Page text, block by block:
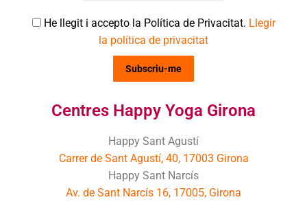
He llegit i accepto la Política de Privacitat. Llegir
la política de privacitat
Centres Happy Yoga Girona
Happy Sant Agustí
Carrer de Sant Agustí, 40, 17003 Girona
Happy Sant Narcís
Av. de Sant Narcís 16, 17005, Girona